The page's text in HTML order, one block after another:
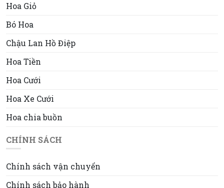
Hoa Giỏ
Bó Hoa
Chậu Lan Hồ Điệp
Hoa Tiền
Hoa Cưới
Hoa Xe Cưới
Hoa chia buồn
CHÍNH SÁCH
Chính sách vận chuyển
Chính sách bảo hành